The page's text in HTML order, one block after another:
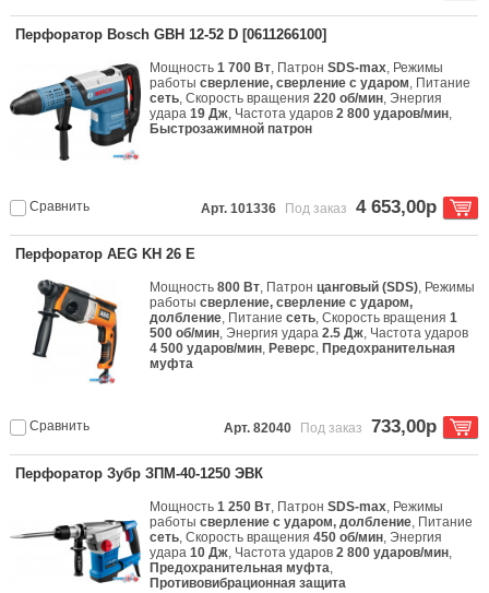
Перфоратор Bosch GBH 12-52 D [0611266100]
Мощность1 700 Вт, ПатронSDS-max, Режимы
работысверление, сверление с ударом, Питание
сеть, Скорость вращения220 об/мин, Энергия
удара19 Дж, Частота ударов2 800 ударов/мин,
Быстрозажимной патрон
Сравнить Арт. 101336 Под заказ 4 653,00р
Перфоратор AEG KH 26 E
Мощность800 Вт, Патронцанговый (SDS), Режимы
работысверление, сверление с ударом,
долбление, Питаниесеть, Скорость вращения1
500 об/мин, Энергия удара2.5 Дж, Частота ударов
4 500 ударов/мин, Реверс, Предохранительная
муфта
Сравнить Арт. 82040 Под заказ 733,00р
Перфоратор Зубр ЗПМ-40-1250 ЭВК
Мощность1 250 Вт, ПатронSDS-max, Режимы
работысверление с ударом, долбление, Питание
сеть, Скорость вращения450 об/мин, Энергия
удара10 Дж, Частота ударов2 800 ударов/мин,
Предохранительная муфта,
Противовибрационная защита